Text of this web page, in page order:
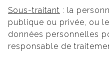
Sous-traitant : la
publique ou privée, ou
données personnelles
responsable de